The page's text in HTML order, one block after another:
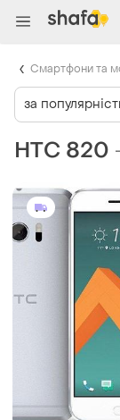
HTC 820
за
Смартфони та